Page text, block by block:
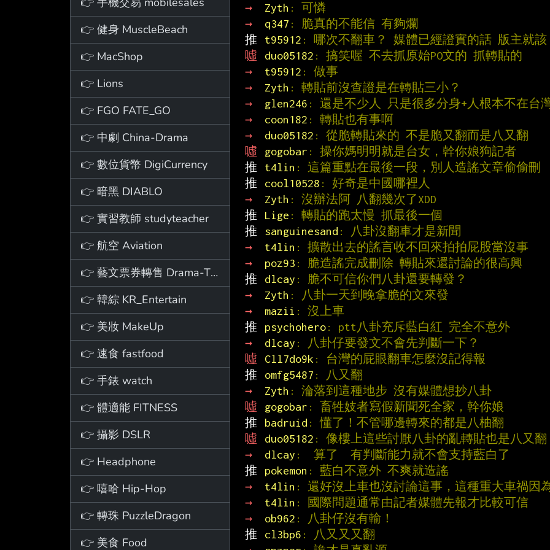
👉 健身 MuscleBeach
👉 MacShop
👉 Lions
👉 FGO FATE_GO
👉 中劇 China-Drama
👉 數位貨幣 DigiCurrency
👉 暗黑 DIABLO
👉 實習教師 studyteacher
👉 航空 Aviation
👉 藝文票券轉售 Drama-Ticket
👉 韓綜 KR_Entertain
👉 美妝 MakeUp
👉 速食 fastfood
👉 手錶 watch
👉 體適能 FITNESS
👉 攝影 DSLR
👉 Headphone
👉 嘻哈 Hip-Hop
👉 轉珠 PuzzleDragon
👉 美食 Food
→ Zyth : 可憐
→
q347 : 脆真的不能信 有夠爛
推
t95912 : 哪次不翻車？ 媒體已經證實的話 版主就該
噓
duo05182 : 搞笑喔 不去抓原始PO文的 抓轉貼的
→
t95912 : 做事
→
Zyth : 轉貼前沒查證是在轉貼三小？
→
glen246 : 還是不少人 只是很多分身+人根本不在台
→
coon182 : 轉貼也有事啊
→
duo05182 : 從脆轉貼來的 不是脆又翻而是八又翻
噓
gogobar : 操你媽明明就是台女，幹你娘狗記者
推
t4lin : 這篇重點在最後一段，別人造謠文章偷偷刪
推
cool10528 : 好奇是中國哪裡人
→
Zyth : 沒辦法阿 八翻幾次了XDD
推
Lige : 轉貼的跑太慢 抓最後一個
推
sanguinesand : 八卦沒翻車才是新聞
→
t4lin : 擴散出去的謠言收不回來拍拍屁股當沒事
→
poz93 : 脆造謠完成刪除 轉貼來還討論的很高興
推
dlcay : 脆不可信你們八卦還要轉發？
→
Zyth : 八卦一天到晚拿脆的文來發
→
mazii : 沒上車
推
psychohero: ptt八卦充斥藍白紅 完全不意外
→
dlcay : 八卦仔要發文不會先判斷一下？
噓
Cll7do9k : 台灣的屁眼翻車怎麼沒記得報
推
omfg5487 : 八又翻
→
Zyth : 淪落到這種地步 沒有媒體想抄八卦
噓
gogobar : 畜牲妓者寫假新聞死全家，幹你娘
推
badruid : 懂了！不管哪邊轉來的都是八柚翻
噓
duo05182 : 像樓上這些討厭八卦的亂轉貼也是八又翻
→
dlcay :  算了  有判斷能力就不會支持藍白了
推
pokemon : 藍白不意外 不爽就造謠
→
t4lin : 還好沒上車也沒討論這事，這種重大車禍因
→
t4lin : 國際問題通常由記者媒體先報才比較可信
→
ob962 : 八卦仔沒有輸！
推
cl3bp6 : 八又又又翻